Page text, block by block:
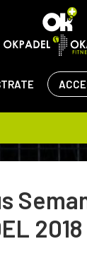
2018